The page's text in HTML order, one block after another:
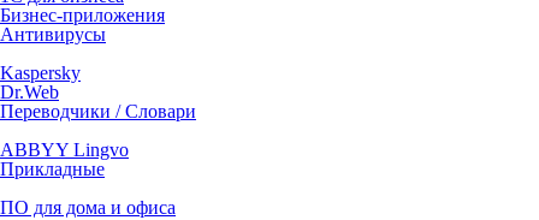
Бизнес-приложения
Антивирусы
Kaspersky
Dr.Web
Переводчики / Словари
ABBYY Lingvo
Прикладные
ПО для дома и офиса